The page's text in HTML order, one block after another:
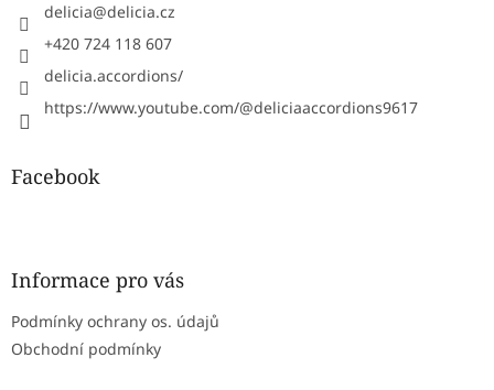
delicia@delicia.cz
+420 724 118 607
delicia.accordions/
https://www.youtube.com/@deliciaaccordions9617
Facebook
Informace pro vás
Podmínky ochrany os. údajů
Obchodní podmínky